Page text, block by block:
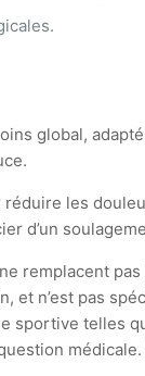
global,
les
d’un
n’est pas
sportive